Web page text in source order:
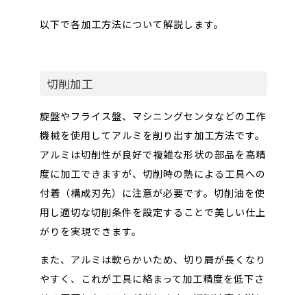
以下で各加工方法について解説します。
切削加工
旋盤やフライス盤、マシニングセンタなどの工作
機械を使用してアルミを削り出す加工方法です。
アルミは切削性が良好で複雑な形状の部品を高精
度に加工できますが、切削時の熱による工具への
付着（構成刃先）に注意が必要です。切削油を使
用し適切な切削条件を設定することで美しい仕上
がりを実現できます。
また、アルミは軟らかいため、切り屑が長くなり
やすく、これが工具に絡まって加工精度を低下さ